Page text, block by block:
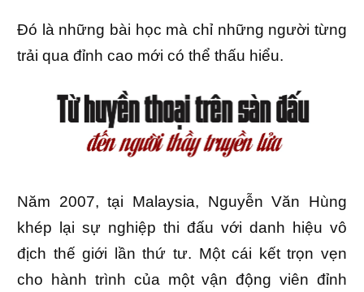
Đó là những bài học mà chỉ những người từng
trải qua đỉnh cao mới có thể thấu hiểu.
Năm 2007, tại Malaysia, Nguyễn Văn Hùng
khép lại sự nghiệp thi đấu với danh hiệu vô
địch thế giới lần thứ tư. Một cái kết trọn vẹn
cho hành trình của một vận động viên đỉnh